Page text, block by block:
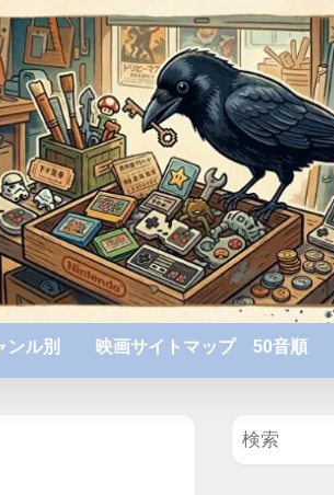
ル別 映画サイトマップ 50音順